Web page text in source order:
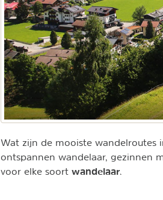
Wat zijn de mooiste wandelroutes
ontspannen wandelaar, gezinnen
voor elke soort wandelaar.